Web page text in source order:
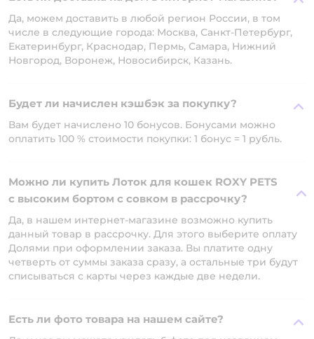
Да, можем доставить в любой регион России, в том
числе в следующие города: Москва, Санкт-Петербург,
Екатеринбург, Краснодар, Пермь, Самара, Нижний
Новгород, Воронеж, Новосибирск, Казань.
Будет ли начислен кэшбэк за покупку?
Вам будет начислено 10 бонусов. Бонусами можно
оплатить 100 % стоимости покупки: 1 бонус = 1 рубль.
Можно ли купить Лоток для кошек ROXY PETS
с высоким бортом с совком в рассрочку?
Да, в нашем интернет-магазине возможно купить
данный товар в рассрочку. Для этого выберите оплату
Долями при оформлении заказа. Вы платите одну
четверть от суммы заказа сразу, а остальные три будут
списываться с карты через каждые две недели.
Есть ли фото товара на нашем сайте?